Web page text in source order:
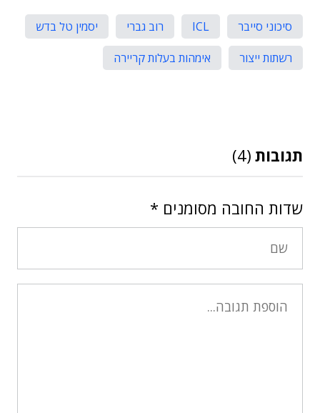
סיכוני סייבר ICL רוב גברי
יסמין טל בדש
רשתות ייצור
אימהות בעלות קריירה
תגובות (4)
שדות החובה מסומנים *